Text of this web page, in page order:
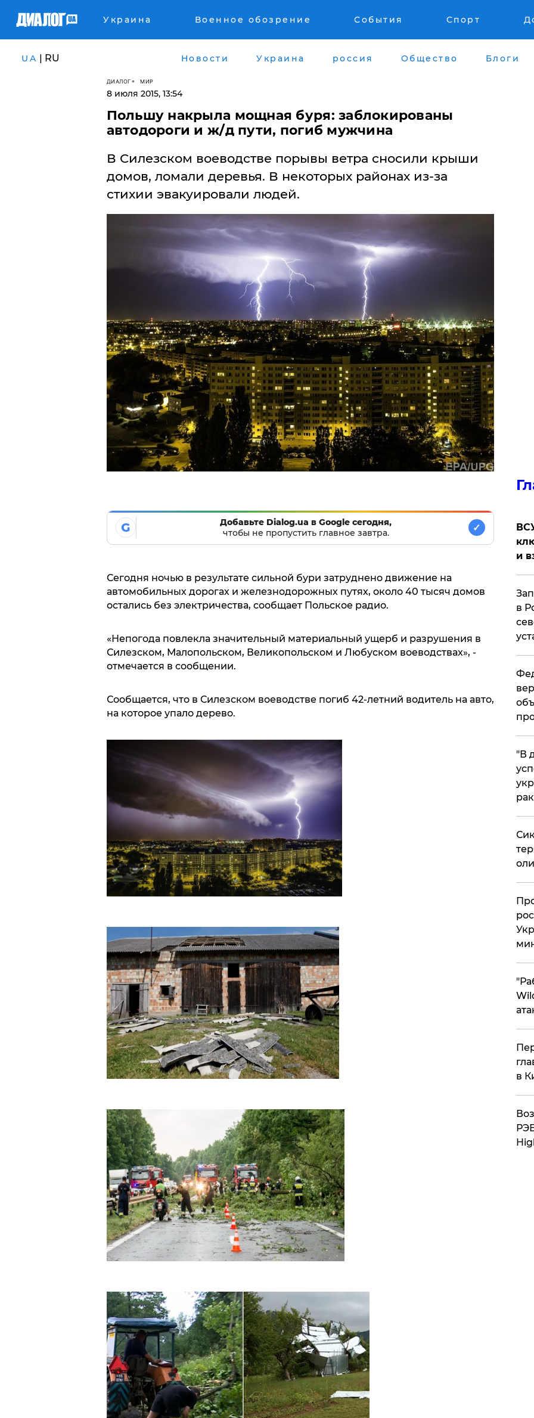
Украина Военное обозрение События Спорт
UA | RU Новости Украина россия Общество Блоги
ДИАЛОГ МИР
8 июля 2015, 13:54
Польшу накрыла мощная буря: заблокированы
автодороги и ж/д пути, погиб мужчина
В Силезском воеводстве порывы ветра сносили крыши
домов, ломали деревья. В некоторых районах из-за
стихии эвакуировали людей.
G
Добавьте Dialog.ua в Google сегодня,
чтобы не пропустить главное завтра.
✓
Сегодня ночью в результате сильной бури затруднено движение на
автомобильных дорогах и железнодорожных путях, около 40 тысяч домов
остались без электричества, сообщает Польское радио.
«Непогода повлекла значительный материальный ущерб и разрушения в
Силезском, Малопольском, Великопольском и Любуском воеводствах», -
отмечается в сообщении.
Сообщается, что в Силезском воеводстве погиб 42-летний водитель на авто,
на которое упало дерево.
и
в
​"В
в